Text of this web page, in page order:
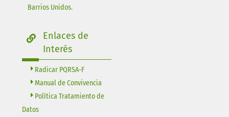
Barrios Unidos.
Enlaces de
Interés
Radicar PQRSA-F
Manual de Convivencia
Política Tratamiento de
Datos